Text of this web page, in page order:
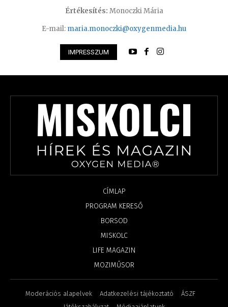
Értékesítés: Monoczki Mária
E-mail: maria.monoczki@oxygenmedia.hu
IMPRESSZUM
CÍMLAP
PROGRAM KERESŐ
BORSOD
MISKOLC
LIFE MAGAZIN
MOZIMŰSOR
Moderációs alapelvek Adatkezelési tájékoztató
ÁSZF